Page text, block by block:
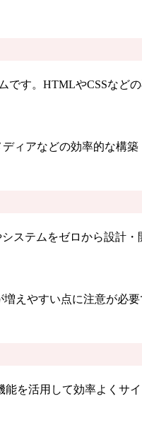
です。HTMLやCSSなど
ィアなどの効率的な構築
ステムをゼロから設計
えやすい点に注意が必要
を活用して効率よくサ